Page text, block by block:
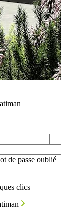
de passe oublié
clics